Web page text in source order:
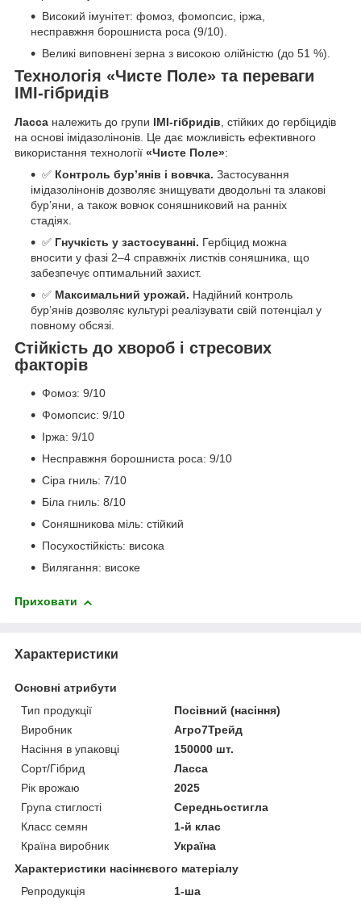
Високий імунітет: фомоз, фомопсис, іржа,
несправжня борошниста роса (9/10).
Великі виповнені зерна з високою олійністю (до 51 %).
Технологія «Чисте Поле» та переваги
ІМІ-гібридів
Ласса належить до групи ІМІ-гібридів , стійких до гербіцидів
на основі імідазолінонів. Це дає можливість ефективного
використання технології «Чисте Поле»:
✅ Контроль бур’янів і вовчка. Застосування
імідазолінонів дозволяє знищувати дводольні та злакові
бур’яни, а також вовчок соняшниковий на ранніх
стадіях.
✅ Гнучкість у застосуванні. Гербіцид можна
вносити у фазі 2–4 справжніх листків соняшника, що
забезпечує оптимальний захист.
✅ Максимальний урожай. Надійний контроль
бур’янів дозволяє культурі реалізувати свій потенціал у
повному обсязі.
Стійкість до хвороб і стресових
факторів
Фомоз: 9/10
Фомопсис: 9/10
Іржа: 9/10
Несправжня борошниста роса: 9/10
Сіра гниль: 7/10
Біла гниль: 8/10
Соняшникова міль: стійкий
Посухостійкість: висока
Вилягання: високе
Приховати
Характеристики
Основні атрибути
Тип продукції
Посівний (насіння)
Виробник
Агро7Трейд
Насіння в упаковці
150000 шт.
Сорт/Гібрид
Ласса
Рік врожаю
2025
Група стиглості
Середньостигла
Класс семян
1-й клас
Країна виробник
Україна
Характеристики насіннєвого матеріалу
Репродукція
1-ша